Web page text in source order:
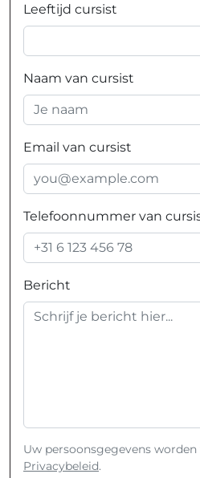
Leeftijd cursist
Naam van cursist
Email van cursist
Telefoonnummer van
Bericht
Uw persoonsgegevens
Privacybeleid.